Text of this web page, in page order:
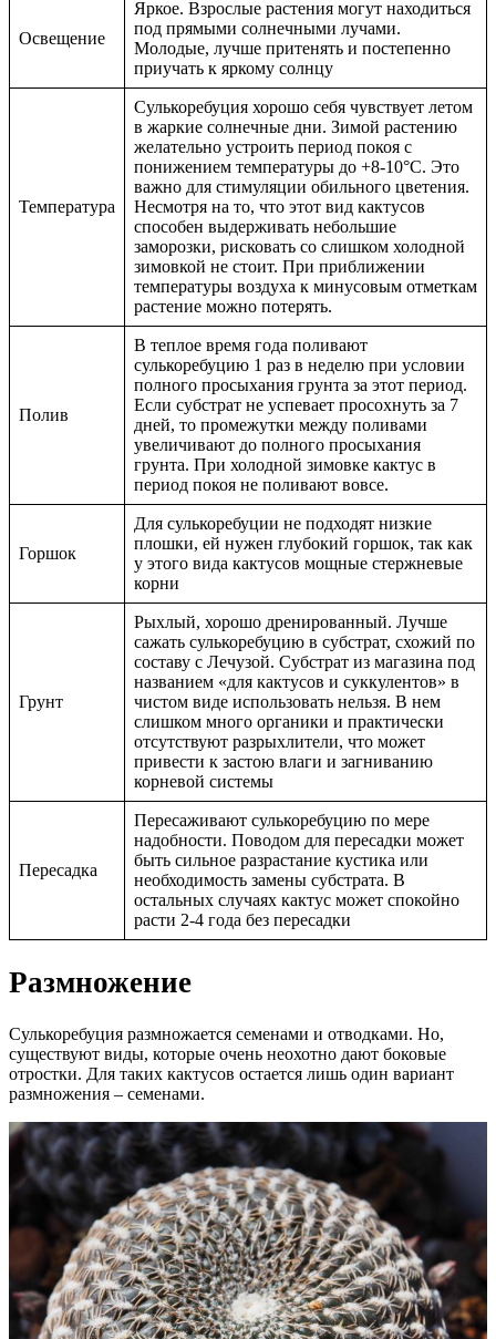
Освещение
Яркое. Взрослые растения могут находиться
под прямыми солнечными лучами.
Молодые, лучше притенять и постепенно
приучать к яркому солнцу
Температура
Сулькоребуция хорошо себя чувствует летом
в жаркие солнечные дни. Зимой растению
желательно устроить период покоя с
понижением температуры до +8-10°С. Это
важно для стимуляции обильного цветения.
Несмотря на то, что этот вид кактусов
способен выдерживать небольшие
заморозки, рисковать со слишком холодной
зимовкой не стоит. При приближении
температуры воздуха к минусовым отметкам
растение можно потерять.
Полив
В теплое время года поливают
сулькоребуцию 1 раз в неделю при условии
полного просыхания грунта за этот период.
Если субстрат не успевает просохнуть за 7
дней, то промежутки между поливами
увеличивают до полного просыхания
грунта. При холодной зимовке кактус в
период покоя не поливают вовсе.
Горшок
Для сулькоребуции не подходят низкие
плошки, ей нужен глубокий горшок, так как
у этого вида кактусов мощные стержневые
корни
Грунт
Рыхлый, хорошо дренированный. Лучше
сажать сулькоребуцию в субстрат, схожий по
составу с Лечузой. Субстрат из магазина под
названием «для кактусов и суккулентов» в
чистом виде использовать нельзя. В нем
слишком много органики и практически
отсутствуют разрыхлители, что может
привести к застою влаги и загниванию
корневой системы
Пересадка
Пересаживают сулькоребуцию по мере
надобности. Поводом для пересадки может
быть сильное разрастание кустика или
необходимость замены субстрата. В
остальных случаях кактус может спокойно
расти 2-4 года без пересадки
Размножение
Сулькоребуция размножается семенами и отводками. Но,
существуют виды, которые очень неохотно дают боковые
отростки. Для таких кактусов остается лишь один вариант
размножения – семенами.